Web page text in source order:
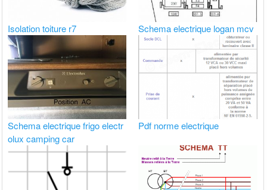
Isolation toiture r7 Schema electrique logan mcv
Schema electrique frigo electr
olux camping car
Pdf norme electrique